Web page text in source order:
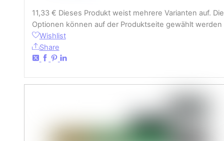
11,33 € Dieses Produkt weist mehrere Varianten auf. Die
Optionen können auf der Produktseite gewählt werden
Wishlist
Share